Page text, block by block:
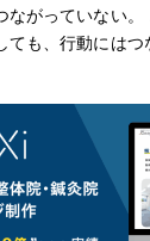
がっていない。
も、行動にはつ